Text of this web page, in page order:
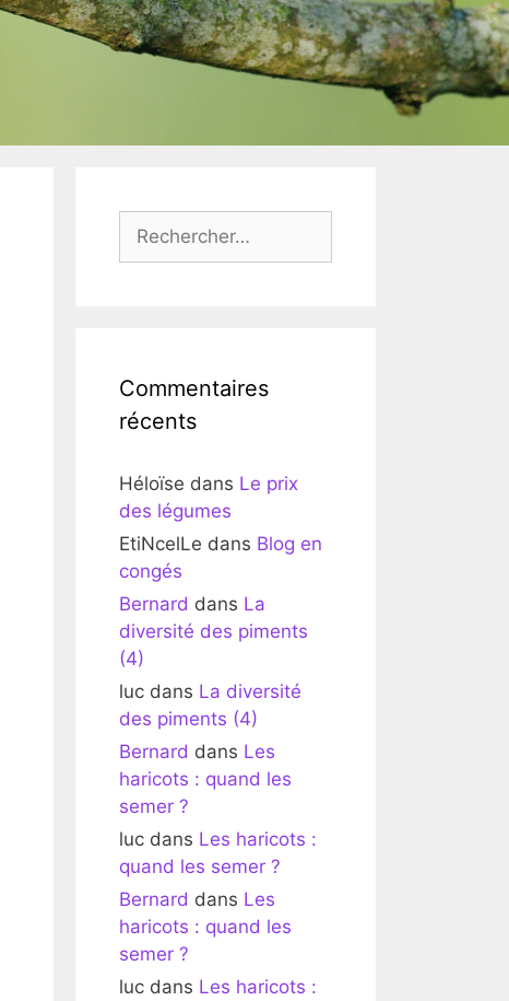
Commentaires
récents
Héloïse dans Le prix
des légumes
EtiNcelLe dans Blog en
congés
Bernard dans La
diversité des piments
(4)
luc dans La diversité
des piments (4)
Bernard dans Les
haricots : quand les
semer ?
luc dans Les haricots :
quand les semer ?
Bernard dans Les
haricots : quand les
semer ?
luc dans Les haricots :